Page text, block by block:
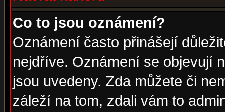
Co to jsou oznámení?
Oznámení často přinášejí
nejdříve. Oznámení se objevují
jsou uvedeny. Zda můžete či
záleží na tom, zdali vám to